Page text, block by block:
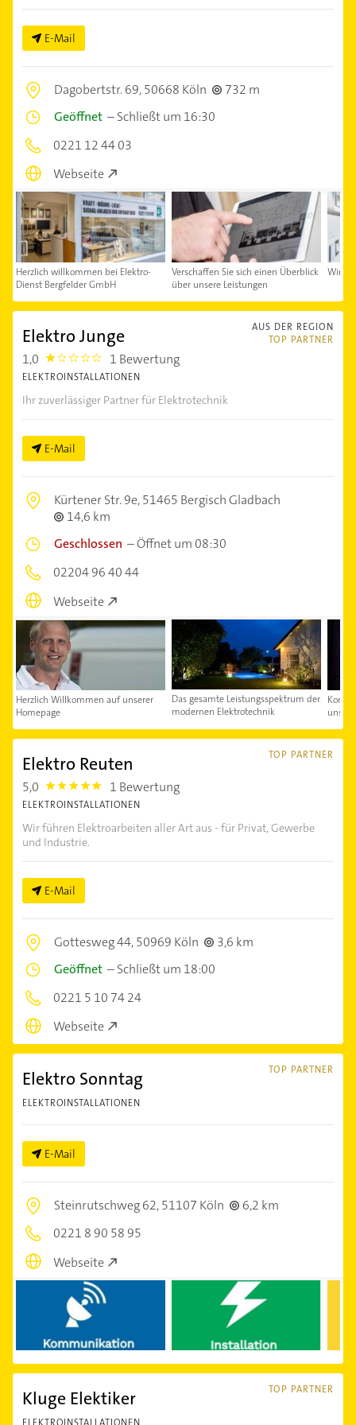
E-Mail
Dagobertstr. 69,50668 Köln
732 m
Geöffnet –Schließt um 16:30
0221 12 44 03
Webseite
Herzlich willkommen bei Elektro-
Dienst Bergfelder GmbH
Verschaffen Sie sich einen Überblick
über unsere Leistungen
Wir
AUS DER REGION
TOP PARTNER
Elektro Junge
1,0 1.0 1 Bewertung
ELEKTROINSTALLATIONEN
Ihr zuverlässiger Partner für Elektrotechnik
E-Mail
Kürtener Str. 9e,51465 Bergisch Gladbach
14,6 km
Geschlossen –Öffnet um 08:30
02204 96 40 44
Webseite
Herzlich Willkommen auf unserer
Homepage
Das gesamte Leistungsspektrum der
modernen Elektrotechnik
uns
TOP PARTNER
Elektro Reuten
5,0 5.0 1 Bewertung
ELEKTROINSTALLATIONEN
Wir führen Elektroarbeiten aller Art aus - für Privat, Gewerbe
und Industrie.
E-Mail
Gottesweg 44,50969 Köln
3,6 km
Geöffnet –Schließt um 18:00
0221 5 10 74 24
Webseite
TOP PARTNER
Elektro Sonntag
ELEKTROINSTALLATIONEN
E-Mail
Steinrutschweg 62,51107 Köln
6,2 km
0221 8 90 58 95
Webseite
TOP PARTNER
Kluge Elektiker